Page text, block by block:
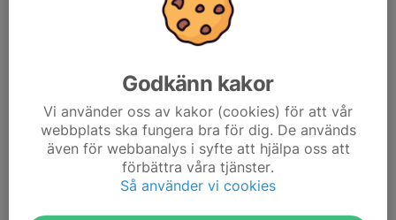
Godkänn kakor
Vi använder oss av kakor (cookies) för att vår
webbplats ska fungera bra för dig. De används
även för webbanalys i syfte att hjälpa oss att
förbättra våra tjänster.
Så använder vi cookies